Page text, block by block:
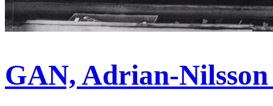
GAN, Adrian-Nilsson